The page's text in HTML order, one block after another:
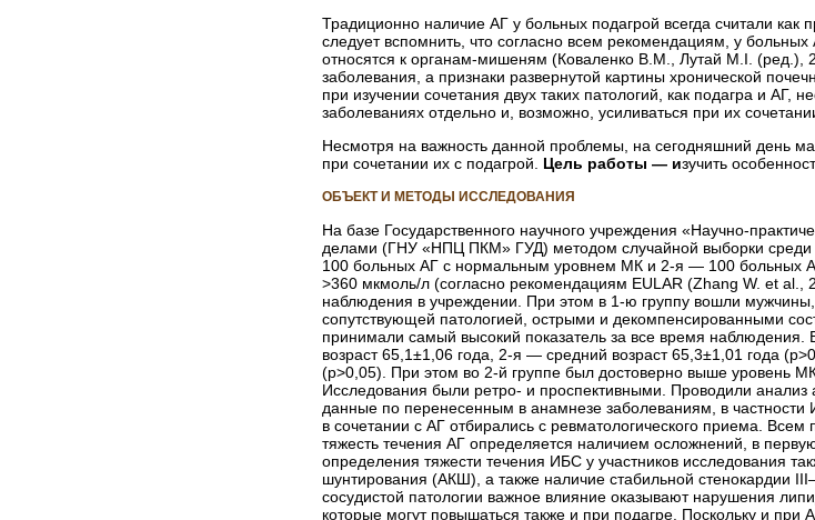
Традиционно наличие АГ у больных подагрой всегда считали
следует вспомнить, что согласно всем рекомендациям, у
относятся к органам-мишеням (Коваленко В.М., Лутай М.І. (ред.),
заболевания, а признаки развернутой картины хронической
при изучении сочетания двух таких патологий, как подагра и
заболеваниях отдельно и, возможно, усиливаться при их
Несмотря на важность данной проблемы, на сегодняшний день
при сочетании их с подагрой. Цель работы — изучить
ОБЪЕКТ И МЕТОДЫ ИССЛЕДОВАНИЯ
На базе Государственного научного учреждения «Научно-
делами (ГНУ «НПЦ ПКМ» ГУД) методом случайной выборки среди
100 больных АГ с нормальным уровнем МК и 2-я — 100 больных
>360 мкмоль/л (согласно рекомендациям EULAR (Zhang W. et al.,
наблюдения в учреждении. При этом в 1-ю группу вошли
сопутствующей патологией, острыми и декомпенсированными
принимали самый высокий показатель за все время наблюдения.
возраст 65,1±1,06 года, 2-я — средний возраст 65,3±1,01 года
(р>0,05). При этом во 2-й группе был достоверно выше уровень
Исследования были ретро- и проспективными. Проводили
данные по перенесенным в анамнезе заболеваниям, в
в сочетании с АГ отбирались с ревматологического приема.
тяжесть течения АГ определяется наличием осложнений, в
определения тяжести течения ИБС у участников исследования
шунтирования (АКШ), а также наличие стабильной стенокардии
сосудистой патологии важное влияние оказывают нарушения
которые могут повышаться также и при подагре. Поскольку и